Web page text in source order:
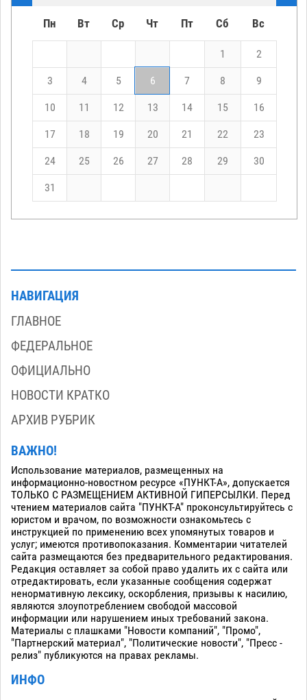
Пн Вт Ср Чт Пт Сб Вс
1 2
3 4 5 6 7 8 9
10 11 12 13 14 15 16
17 18 19 20 21 22 23
24 25 26 27 28 29 30
31
НАВИГАЦИЯ
ГЛАВНОЕ
ФЕДЕРАЛЬНОЕ
ОФИЦИАЛЬНО
НОВОСТИ КРАТКО
АРХИВ РУБРИК
ВАЖНО!
Использование материалов, размещенных на
информационно-новостном ресурсе «ПУНКТ-А», допускается
ТОЛЬКО С РАЗМЕЩЕНИЕМ АКТИВНОЙ ГИПЕРСЫЛКИ. Перед
чтением материалов сайта "ПУНКТ-А" проконсультируйтесь с
юристом и врачом, по возможности ознакомьтесь с
инструкцией по применению всех упомянутых товаров и
услуг; имеются противопоказания. Комментарии читателей
сайта размещаются без предварительного редактирования.
Редакция оставляет за собой право удалить их с сайта или
отредактировать, если указанные сообщения содержат
ненормативную лексику, оскорбления, призывы к насилию,
являются злоупотреблением свободой массовой
информации или нарушением иных требований закона.
Материалы с плашками "Новости компаний", "Промо",
"Партнерский материал", "Политические новости", "Пресс -
релиз" публикуются на правах рекламы.
ИНФО